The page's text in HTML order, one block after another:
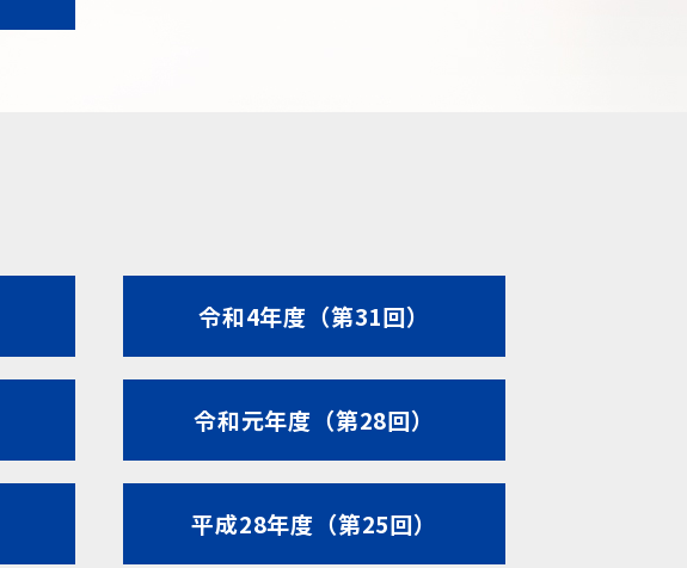
令和4年度（第31回）
令和元年度（第28回）
平成28年度（第25回）